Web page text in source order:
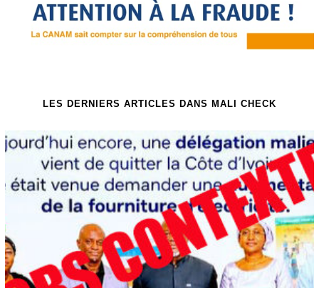
LES DERNIERS ARTICLES DANS MALI CHECK